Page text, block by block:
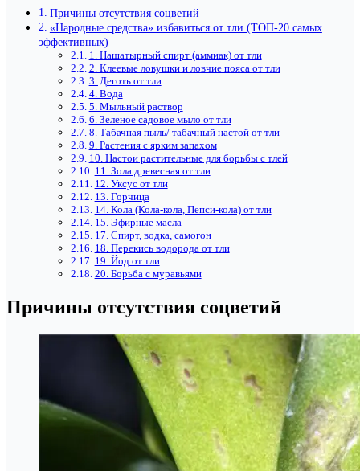
Причины отсутствия соцветий
«Народные средства» избавиться от тли (ТОП-20 самых
эффективных)
1. Нашатырный спирт (аммиак) от тли
2. Клеевые ловушки и ловчие пояса от тли
3. Деготь от тли
4. Вода
5. Мыльный раствор
6. Зеленое садовое мыло от тли
8. Табачная пыль/ табачный настой от тли
9. Растения с ярким запахом
10. Настои растительные для борьбы с тлей
11. Зола древесная от тли
12. Уксус от тли
13. Горчица
14. Кола (Кола-кола, Пепси-кола) от тли
15. Эфирные масла
17. Спирт, водка, самогон
18. Перекись водорода от тли
19. Йод от тли
20. Борьба с муравьями
Причины отсутствия соцветий